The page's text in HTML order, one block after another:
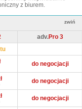
z biurem.
zwiń
adv.Pro 3
do negocjacji
do negocjacji
do negocjacji